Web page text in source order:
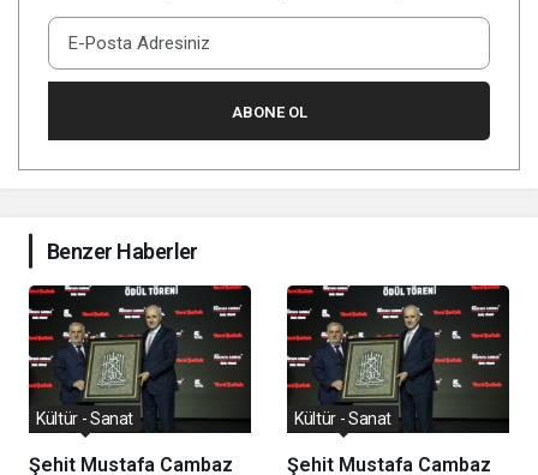
ABONE OL
Benzer Haberler
Şehit Mustafa Cambaz
Kültür - Sanat
Şehit Mustafa Cambaz
Kültür - Sanat